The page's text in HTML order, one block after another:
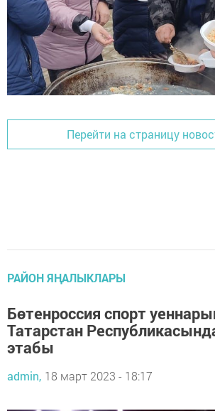
Перейти на страницу
РАЙОН ЯҢАЛЫКЛАРЫ
Бөтенроссия спорт
Татарстан
этабы
admin, 18 март 2023 - 18:17